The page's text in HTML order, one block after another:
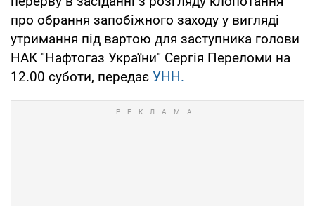
про обрання запобіжного заходу у вигляді
утримання під вартою для заступника голови
НАК "Нафтогаз України" Сергія Переломи на
12.00 суботи, передає УНН.